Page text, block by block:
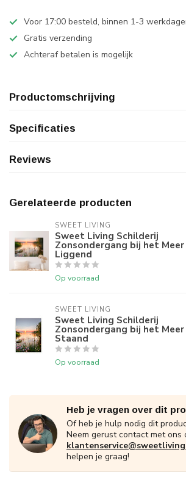
Voor 17:00 besteld, binnen 1-3
Gratis verzending
Achteraf betalen is mogelijk
Productomschrijving
Specificaties
Reviews
Gerelateerde producten
SWEET LIVING
Sweet Living Schilderij
Zonsondergang bij het
Liggend
Op voorraad
SWEET LIVING
Sweet Living Schilderij
Zonsondergang bij het
Staand
Op voorraad
Heb je vragen over dit
Of heb je hulp nodig dit
Neem gerust contact met ons
helpen je graag!